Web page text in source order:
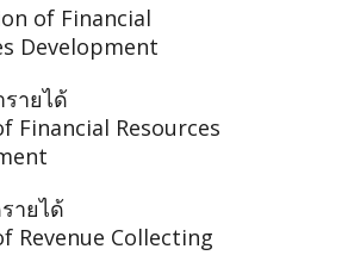
of Financial
Development
ายได้
Financial Resources
ายได้
Revenue Collecting